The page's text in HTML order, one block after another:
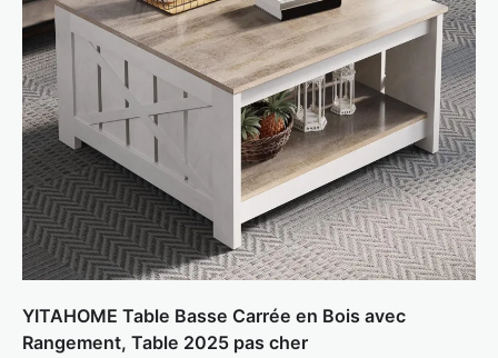
YITAHOME Table Basse Carrée en Bois avec
Rangement, Table 2025 pas cher